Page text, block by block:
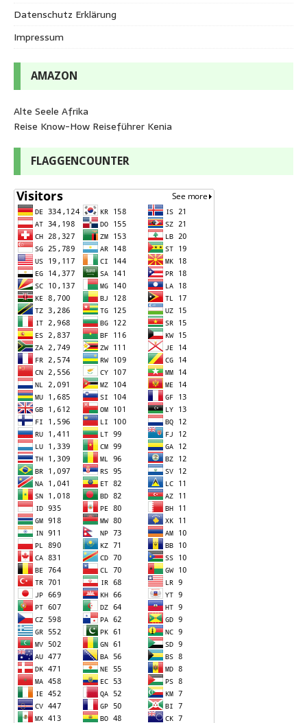
Datenschutz Erklärung
Impressum
AMAZON
Alte Seele Afrika
Reise Know-How Reiseführer Kenia
FLAGGENCOUNTER